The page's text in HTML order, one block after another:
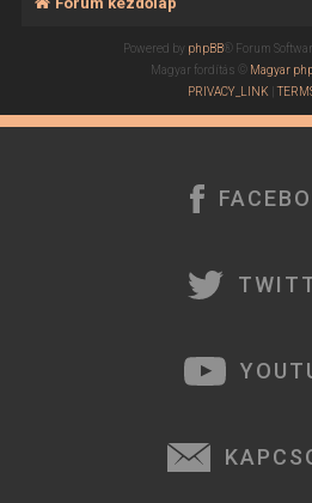
Powered by phpBB® Forum
Magyar fordítás ©
Magyar
PRIVACY_LINK|